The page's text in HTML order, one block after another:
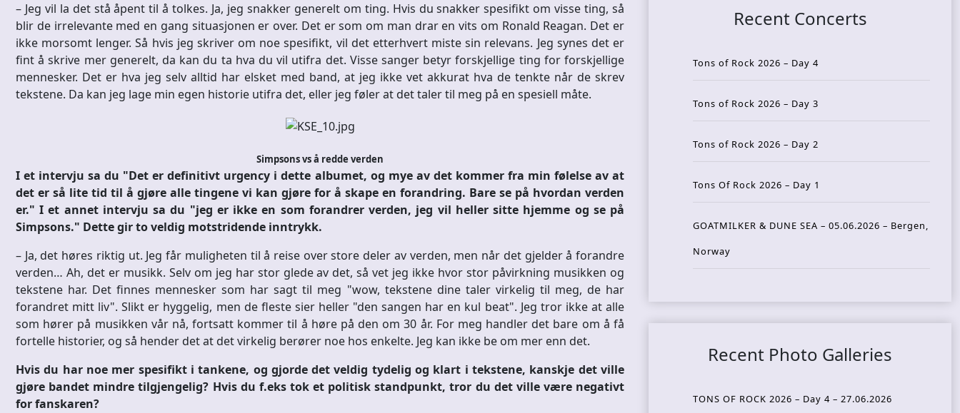
– Jeg vil la det stå åpent til å tolkes. Ja, jeg snakker generelt om ting. Hvis du snakker spesifikt om visse ting, så
blir de irrelevante med en gang situasjonen er over. Det er som om man drar en vits om Ronald Reagan. Det er
ikke morsomt lenger. Så hvis jeg skriver om noe spesifikt, vil det etterhvert miste sin relevans. Jeg synes det er
fint å skrive mer generelt, da kan du ta hva du vil utifra det. Visse sanger betyr forskjellige ting for forskjellige
mennesker. Det er hva jeg selv alltid har elsket med band, at jeg ikke vet akkurat hva de tenkte når de skrev
tekstene. Da kan jeg lage min egen historie utifra det, eller jeg føler at det taler til meg på en spesiell måte.
Simpsons vs å redde verden
I et intervju sa du "Det er definitivt urgency i dette albumet, og mye av det kommer fra min følelse av at
det er så lite tid til å gjøre alle tingene vi kan gjøre for å skape en forandring. Bare se på hvordan verden
er." I et annet intervju sa du "jeg er ikke en som forandrer verden, jeg vil heller sitte hjemme og se på
Simpsons." Dette gir to veldig motstridende inntrykk.
– Ja, det høres riktig ut. Jeg får muligheten til å reise over store deler av verden, men når det gjelder å forandre
verden… Ah, det er musikk. Selv om jeg har stor glede av det, så vet jeg ikke hvor stor påvirkning musikken og
tekstene har. Det finnes mennesker som har sagt til meg "wow, tekstene dine taler virkelig til meg, de har
forandret mitt liv". Slikt er hyggelig, men de fleste sier heller "den sangen har en kul beat". Jeg tror ikke at alle
som hører på musikken vår nå, fortsatt kommer til å høre på den om 30 år. For meg handler det bare om å få
fortelle historier, og så hender det at det virkelig berører noe hos enkelte. Jeg kan ikke be om mer enn det.
Hvis du har noe mer spesifikt i tankene, og gjorde det veldig tydelig og klart i tekstene, kanskje det ville
gjøre bandet mindre tilgjengelig? Hvis du f.eks tok et politisk standpunkt, tror du det ville være negativt
for fanskaren?
Recent Concerts
Tons of Rock 2026 – Day 4
Tons of Rock 2026 – Day 3
Tons of Rock 2026 – Day 2
Tons Of Rock 2026 – Day 1
GOATMILKER & DUNE SEA – 05.06.2026 – Bergen,
Norway
Recent Photo Galleries
TONS OF ROCK 2026 – Day 4 – 27.06.2026